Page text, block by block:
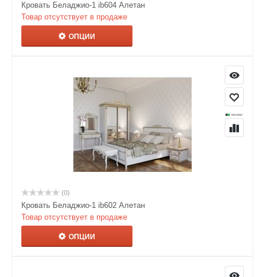
Кровать Беладжио-1 ib604 Алетан
Товар отсутствует в продаже
ОПЦИИ
(0)
Кровать Беладжио-1 ib602 Алетан
Товар отсутствует в продаже
ОПЦИИ